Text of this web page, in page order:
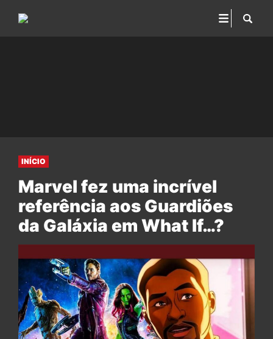
INÍCIO
Marvel fez uma incrível
referência aos Guardiões
da Galáxia em What If…?